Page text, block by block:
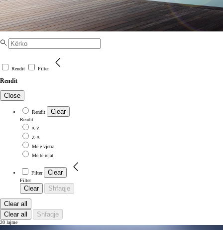
Rendit Filter
Rendit
Close
Rendit Clear
Rendit
A-Z
Z-A
Më e vjetra
Më të rejat
Filter Clear
Filter
Clear Shfaqje
Clear all
Clear all
Shfaqje
20 lajme